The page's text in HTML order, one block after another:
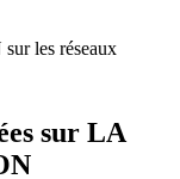
les réseaux
sur LA